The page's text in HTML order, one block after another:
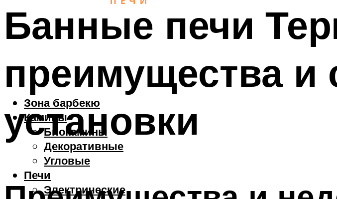
Зона барбекю
Камины
Биокамины
Декоративные
Угловые
Печи
Электрические
Банные печи
преимущества и
установки